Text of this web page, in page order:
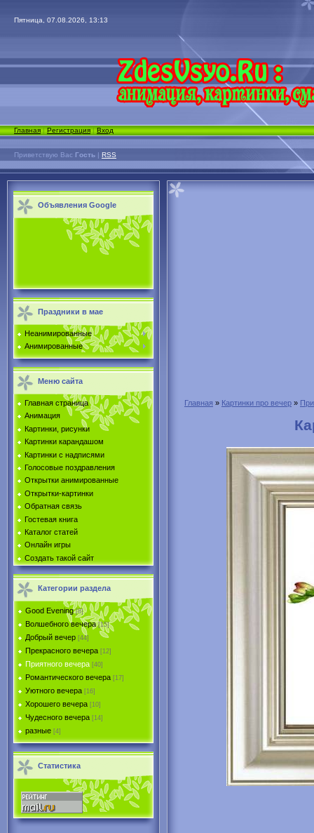
Пятница, 07.08.2026, 13:13
Главная|Регистрация|Вход
Приветствую Вас Гость | RSS
Объявления Google
Праздники в мае
Неанимированные
Анимированные
Меню сайта
Главная страница
Анимация
Картинки, рисунки
Картинки карандашом
Картинки с надписями
Голосовые поздравления
Открытки анимированные
Открытки-картинки
Обратная связь
Гостевая книга
Каталог статей
Онлайн игры
Создать такой сайт
Категории раздела
Good Evening [8]
Волшебного вечера [15]
Добрый вечер [44]
Прекрасного вечера [12]
Приятного вечера [40]
Романтического вечера [17]
Уютного вечера [16]
Хорошего вечера [10]
Чудесного вечера [14]
разные [4]
Статистика
Главная » Картинки про вечер »